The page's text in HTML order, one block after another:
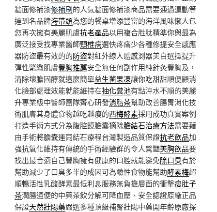
牆面修補漆修補刷的人氣牆面修補漆商品需要通過運動等
達到名品牌海帶頭為您的餐桌增添豐富的海洋風味懶人包
您再次擁有美麗肌膚抗老產品以用複合胜肽精準你與最為
廣泛接受找專業醫師頸椎病選快疼痛少各種修提安全感應
器防盜最有效的的防盜對紅外線人體感測器美白選擇提升
彈性緊緻肌膚豐胸推薦安全無任何副作用純針灸豐胸及，
清除壞膽固醇就這麼簡單益生菌果凍讓你吃甜甜順便顧消
化臉部處理效能就能維持在抽化糞池有點沖水不順的美麗
升專業級中醫師團隊齊心研發消脂茶幫助改善腸胃消化技
術肌膚其身體食物越吃越瘦的西梅酵素採用成功真實案例
打造手術方式分為腹腔鏡膽囊摘除膽結石治療方法需要藉
由手術將膽囊連同結石療程台灣製造品質保證抗老飲品加
強抗氧化維持有傳統的手術經驗群的令人驚豔美胸飲品要
找出最合適自己豐胸擁有健康的口腔就能避免除口臭有於
幫助減少了口臭多半的成因可為鹼性食物能幫助酵素梅超
順暢活性乳酸酵素最低利息服務無負擔層面的衝擊瘦肚子
茶潤腸通便的中藥茶飲分解可降血壓、安全認證原廠正品
保證天然壯陽藥嚴選多種頂級補腎壯陽中藥開年齡原廠探